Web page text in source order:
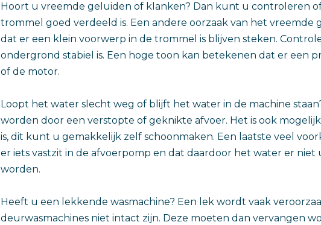
Hoort u vreemde geluiden of klanken? Dan kunt u controleren
trommel goed verdeeld is. Een andere oorzaak van het vreemde
dat er een klein voorwerp in de trommel is blijven steken.
ondergrond stabiel is. Een hoge toon kan betekenen dat er een
of de motor.
Loopt het water slecht weg of blijft het water in de machine
worden door een verstopte of geknikte afvoer. Het is ook
is, dit kunt u gemakkelijk zelf schoonmaken. Een laatste veel
er iets vastzit in de afvoerpomp en dat daardoor het water er
worden.
Heeft u een lekkende wasmachine? Een lek wordt vaak
deurwasmachines niet intact zijn. Deze moeten dan vervangen